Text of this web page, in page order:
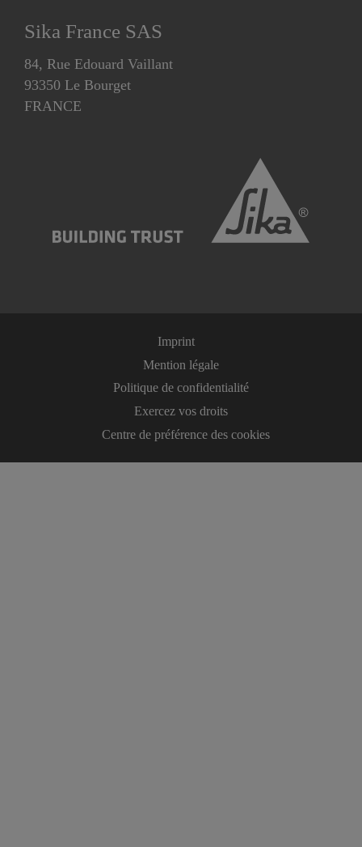
Sika France SAS
84, Rue Edouard Vaillant
93350 Le Bourget
FRANCE
Imprint
Mention légale
Politique de confidentialité
Exercez vos droits
Centre de préférence des cookies